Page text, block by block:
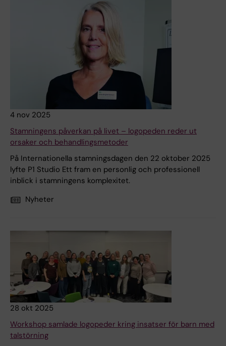
4 nov 2025
Stamningens påverkan på livet – logopeden reder ut
orsaker och behandlingsmetoder
På Internationella stamningsdagen den 22 oktober 2025
lyfte P1 Studio Ett fram en personlig och professionell
inblick i stamningens komplexitet.
Nyheter
28 okt 2025
Workshop samlade logopeder kring insatser för barn med
talstörning